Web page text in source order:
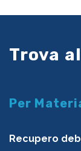
Trova
Per
Recupero